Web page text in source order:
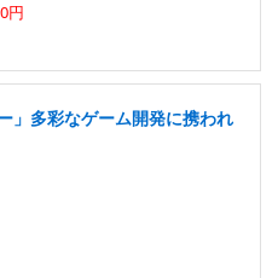
円
」多彩なゲーム開発に携われ